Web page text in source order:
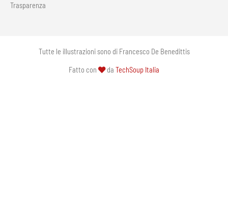
Trasparenza
Tutte le illustrazioni sono di Francesco De Benedittis
Fatto con da TechSoup Italia